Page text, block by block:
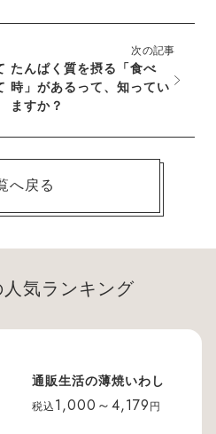
次の記事
たんぱく質を摂る「食べ
時」があるって、知ってい
ますか？
へ戻る
気ランキング
通販生活の薄焼いわし
税込 1,000～4,179 円